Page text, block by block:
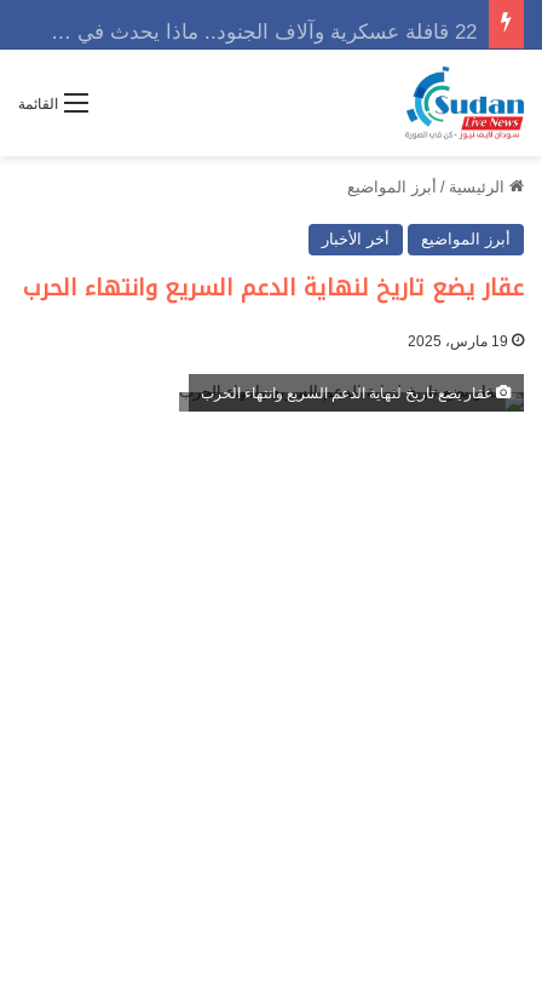
القائمة
الرئيسية / أبرز المواضيع
أبرز المواضيع أخر الأخبار
عقار يضع تاريخ لنهاية الدعم السريع وانتهاء الحرب
19 مارس، 2025
عقار يضع تاريخ لنهاية الدعم السريع وانتهاء الحرب